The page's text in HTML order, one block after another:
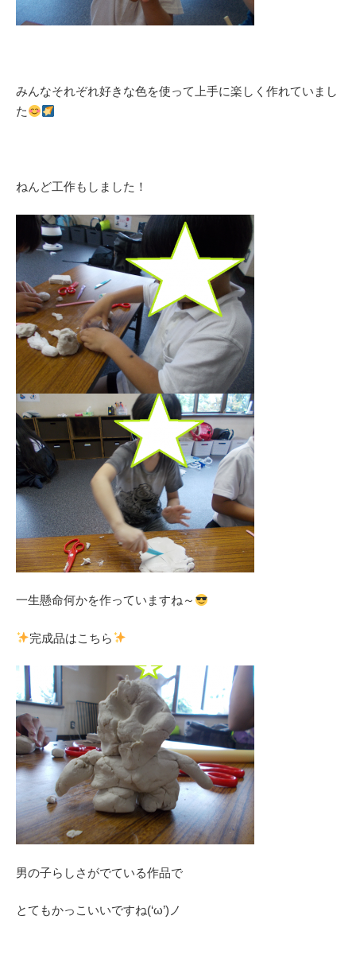
みんなそれぞれ好きな色を使って上手に楽しく作れていまし
た
ねんど工作もしました！
一生懸命何かを作っていますね～
完成品はこちら
男の子らしさがでている作品で
とてもかっこいいですね(‘ω’)ノ